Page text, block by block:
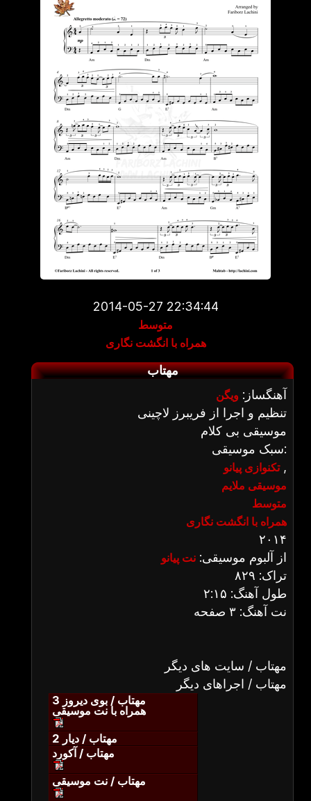
2014-05-27 22:34:44
متوسط
همراه با انگشت نگاری
مهتاب
آهنگساز: ویگن
تنظیم و اجرا از فریبرز لاچینی
موسیقی بی کلام
سبک موسیقی:
تکنوازی پیانو,
موسیقی ملایم
متوسط
همراه با انگشت نگاری
۲۰۱۴
از آلبوم موسیقی: نت پیانو
تراک: ۸۲۹
طول آهنگ: ۲:۱۵
نت آهنگ: ۳ صفحه
مهتاب / سایت های دیگر
مهتاب / اجراهای دیگر
مهتاب / بوی دیروز 3
همراه با نت موسیقی
مهتاب / دیار 2
مهتاب / آکورد
مهتاب / نت موسیقی